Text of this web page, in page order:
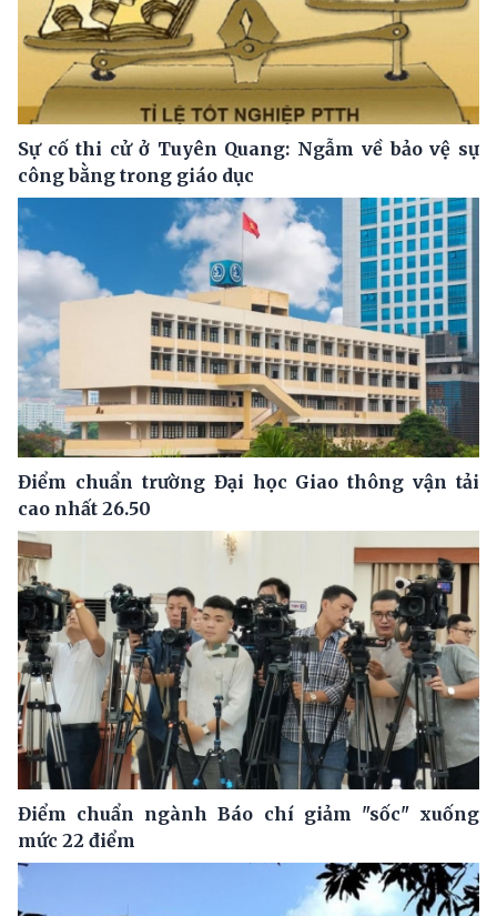
Sự cố thi cử ở Tuyên Quang: Ngẫm về bảo vệ sự
công bằng trong giáo dục
Điểm chuẩn trường Đại học Giao thông vận tải
cao nhất 26.50
Điểm chuẩn ngành Báo chí giảm "sốc" xuống
mức 22 điểm